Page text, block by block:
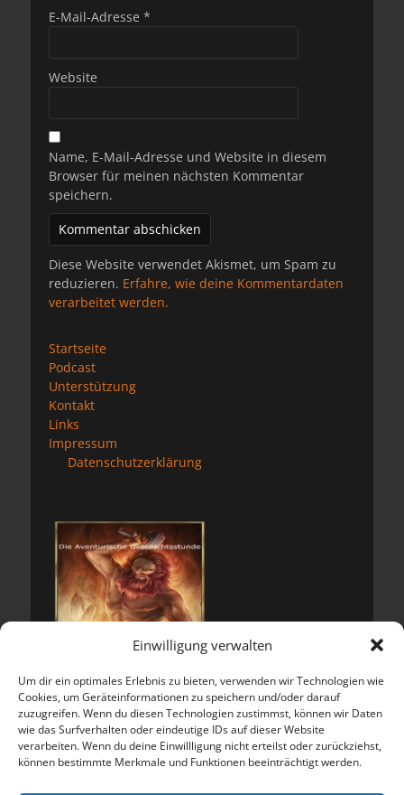
Einwilligung verwalten
Um dir ein optimales Erlebnis zu bieten, verwenden wir Technologien wie
Cookies, um Geräteinformationen zu speichern und/oder darauf
zuzugreifen. Wenn du diesen Technologien zustimmst, können wir Daten
wie das Surfverhalten oder eindeutige IDs auf dieser Website
verarbeiten. Wenn du deine Einwillligung nicht erteilst oder zurückziehst,
können bestimmte Merkmale und Funktionen beeinträchtigt werden.
E-Mail-Adresse *
Website
Name, E-Mail-Adresse und Website in diesem
Browser für meinen nächsten Kommentar
speichern.
Diese Website verwendet Akismet, um Spam zu
reduzieren. Erfahre, wie deine Kommentardaten
verarbeitet werden.
Startseite
Podcast
Unterstützung
Kontakt
Links
Impressum
Datenschutzerklärung